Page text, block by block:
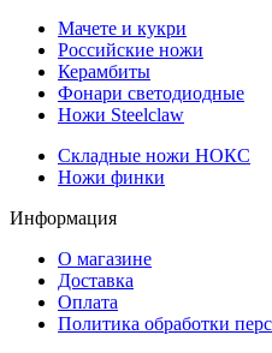
Мачете и кукри
Российские ножи
Керамбиты
Фонари светодиодные
Ножи Steelclaw
Складные ножи НОКС
Ножи финки
Информация
О магазине
Доставка
Оплата
Политика обработки